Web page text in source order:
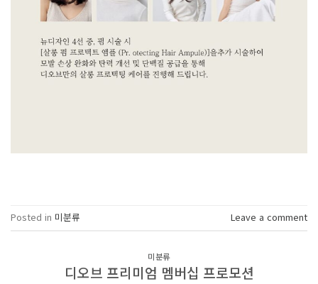
Posted in 미분류 Leave a comment
미분류
디오브 프리미엄 멤버십 프로모션